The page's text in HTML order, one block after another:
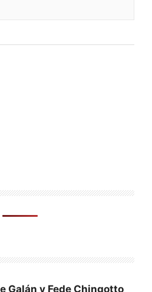
Galán y Fede Chingotto